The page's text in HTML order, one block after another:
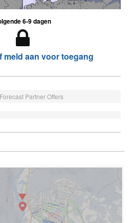
6-9 dagen
meld aan voor toegang
Partner Offers